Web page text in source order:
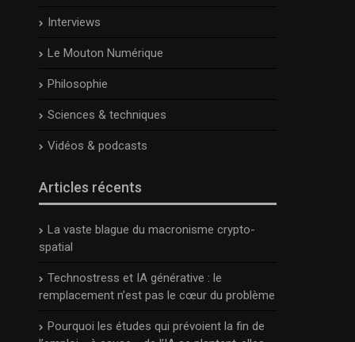
Interviews
Le Mouton Numérique
Philosophie
Sciences & techniques
Vidéos & podcasts
Articles récents
La vaste blague du macronisme crypto-
spatial
Technostress et IA générative : le
remplacement n’est pas le cœur du problème
Pourquoi les études qui prévoient la fin de